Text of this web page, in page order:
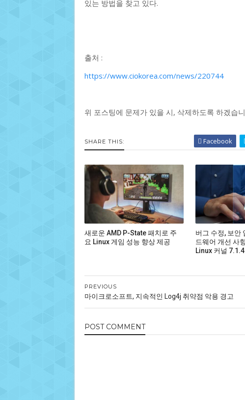
있는 방법을 찾고 있다.
출처 :
https://www.ciokorea.com/news/220744
위 포스팅에 문제가 있을 시, 삭제하도록 하겠습
SHARE THIS: Facebook
새로운 AMD P-State 패치로 주
요 Linux 게임 성능 향상 제공
버그 수정, 보안
드웨어 개선 사
Linux 커널
PREVIOUS
마이크로소프트, 지속적인 Log4j 취약점 악용 경고
POST COMMENT